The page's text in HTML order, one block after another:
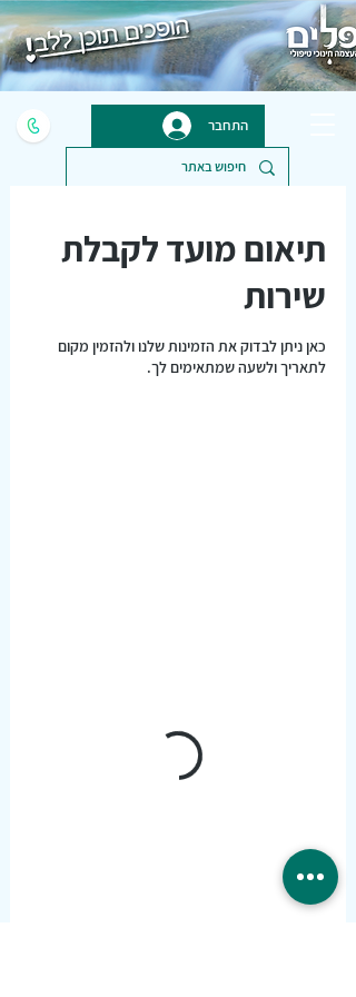
התחבר
תיאום מועד לקבלת
שירות
כאן ניתן לבדוק את הזמינות שלנו ולהזמין מקום
לתאריך ולשעה שמתאימים לך.